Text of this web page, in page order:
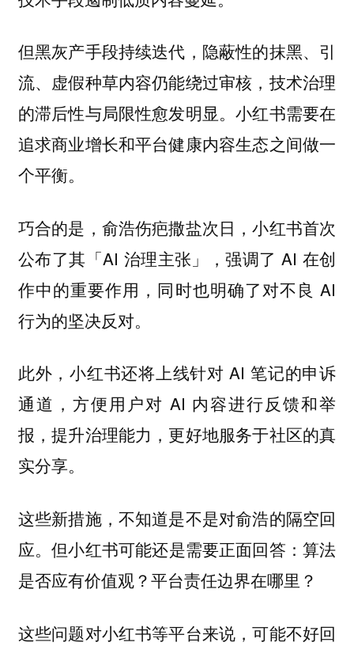
但黑灰产手段持续迭代，隐蔽性的抹黑、引
流、虚假种草内容仍能绕过审核，技术治理
的滞后性与局限性愈发明显。小红书需要在
追求商业增长和平台健康内容生态之间做一
个平衡。
巧合的是，俞浩伤疤撒盐次日，小红书首次
公布了其「AI 治理主张」，强调了 AI 在创
作中的重要作用，同时也明确了对不良 AI
行为的坚决反对。
此外，小红书还将上线针对 AI 笔记的申诉
通道，方便用户对 AI 内容进行反馈和举
报，提升治理能力，更好地服务于社区的真
实分享。
这些新措施，不知道是不是对俞浩的隔空回
应。但小红书可能还是需要正面回答：算法
是否应有价值观？平台责任边界在哪里？
这些问题对小红书等平台来说，可能不好回